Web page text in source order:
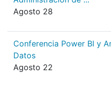
Agosto 28
Conferencia Power BI y
Datos
Agosto 22